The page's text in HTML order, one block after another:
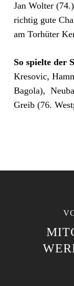
Jan Wolter
richtig gute
am Torhüter
So spielte der
Kresovic,
Bagola),
Greib (76.